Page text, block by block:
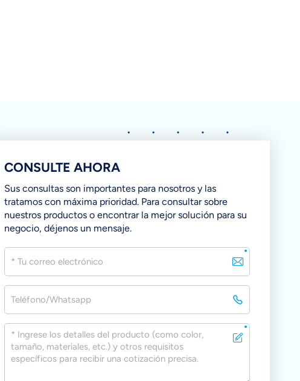
CONSULTE AHORA
Sus consultas son importantes para nosotros y las
tratamos con máxima prioridad. Para consultar sobre
nuestros productos o encontrar la mejor solución para su
negocio, déjenos un mensaje.